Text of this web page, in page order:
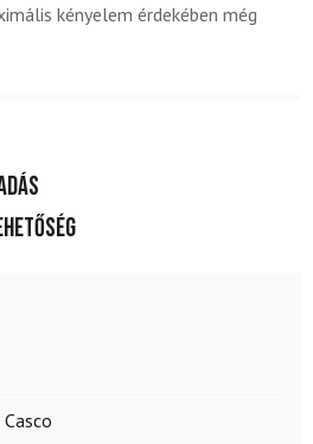
kényelem érdekében még
Casco